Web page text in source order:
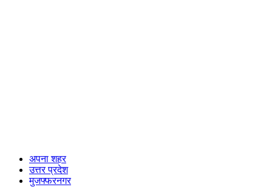
अपना शहर
उत्तर प्रदेश
मुजफ्फरनगर